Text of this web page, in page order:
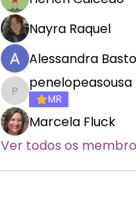
Nayra Raquel
Alessandra
penelopeasousa
penelopeasousa
MR
Marcela Fluck
Ver todos os